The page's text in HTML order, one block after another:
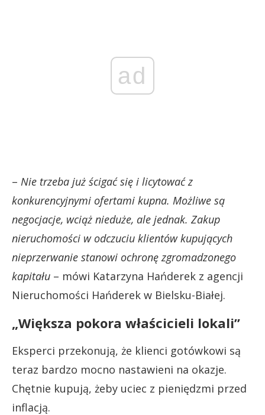
ad
– Nie trzeba już ścigać się i licytować z
konkurencyjnymi ofertami kupna. Możliwe są
negocjacje, wciąż nieduże, ale jednak. Zakup
nieruchomości w odczuciu klientów kupujących
nieprzerwanie stanowi ochronę zgromadzonego
kapitału – mówi Katarzyna Hańderek z agencji
Nieruchomości Hańderek w Bielsku-Białej.
„Większa pokora właścicieli lokali”
Eksperci przekonują, że klienci gotówkowi są
teraz bardzo mocno nastawieni na okazje.
Chętnie kupują, żeby uciec z pieniędzmi przed
inflacją.